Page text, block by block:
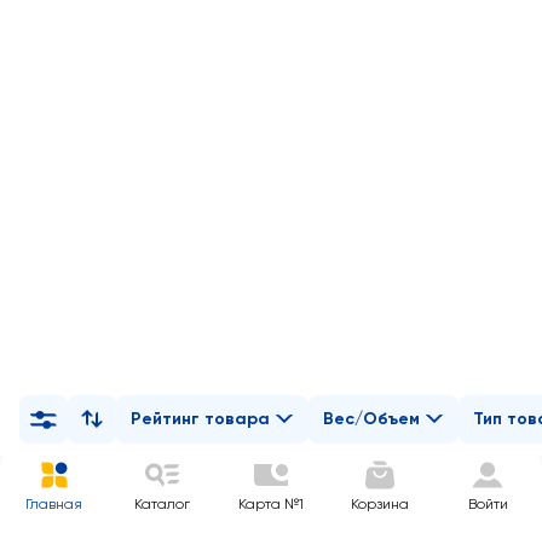
Рейтинг товара Вес/Объем Тип
Главная Каталог Карта №1 Корзина Войти